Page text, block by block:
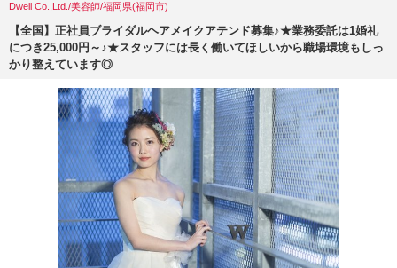
Dwell Co.,Ltd./美容師/福岡県(福岡市)
【全国】正社員ブライダルヘアメイクアテンド募集♪★業務委託は1婚礼
につき25,000円～♪★スタッフには長く働いてほしいから職場環境もしっ
かり整えています◎